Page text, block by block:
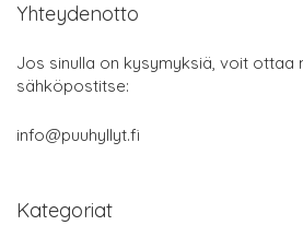
Yhteydenotto
Jos sinulla on kysymyksiä, voit ottaa
sähköpostitse:
info@puuhyllyt.fi
Kategoriat